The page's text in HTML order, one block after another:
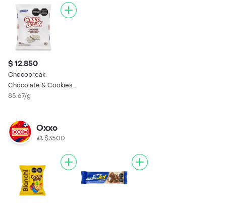
$ 12.850
Chocobreak
Chocolate & Cookies
150 g
85.67/g
Oxxo
$3500